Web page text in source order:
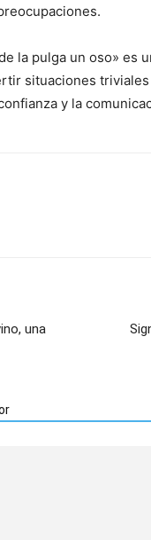
la pulga un oso» es
situaciones
y la
una